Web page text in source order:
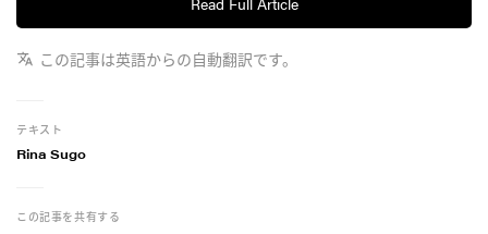
かぶ疑問がある──彼らはすでに“アルゴリズム前提”で
デザインまでも変え始めているのでは？ 今は“アルゴ
ましさ）の時代となりつつあるようだ。
単純。デザイナー自身が保守的になったからファッシ
この記事は英語からの自動翻訳です。
テキスト
Rina Sugo
この記事を共有する